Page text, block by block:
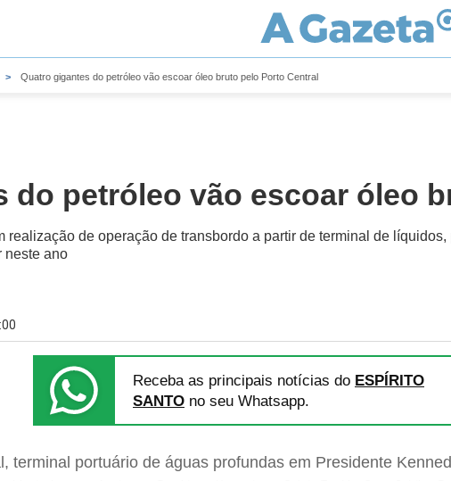
Quatro gigantes do petróleo vão escoar óleo bruto pelo Porto Central
do petróleo vão escoar óleo
realização de operação de transbordo a partir de terminal de
neste ano
Receba as principais notícias do ESPÍRITO
SANTO no seu Whatsapp.